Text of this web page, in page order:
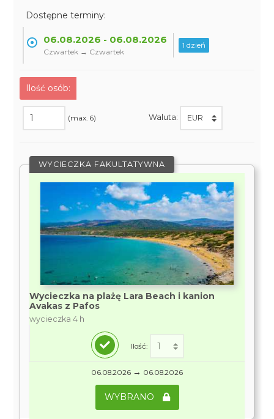
Dostępne terminy:
06.08.2026 - 06.08.2026
Czwartek → Czwartek
1 dzień
Ilość osób:
(max. 6) Waluta:
WYCIECZKA FAKULTATYWNA
Wycieczka na plażę Lara Beach i kanion
Avakas z Pafos
wycieczka 4 h
Ilość:
06.08.2026 → 06.08.2026
WYBRANO